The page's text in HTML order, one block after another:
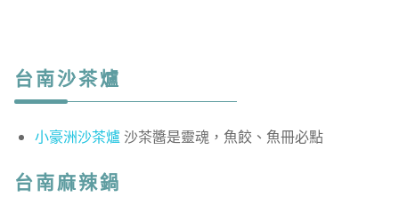
台南沙茶爐
小豪洲沙茶爐沙茶醬是靈魂，魚餃、魚冊必點
台南麻辣鍋